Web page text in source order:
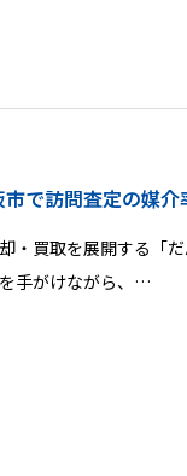
市で訪問査定の媒
・買取を展開する「
手がけながら、…